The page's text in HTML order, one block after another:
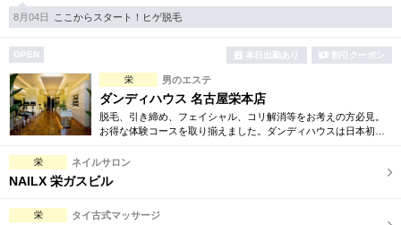
弱い方には医療用麻酔を3種ご用意、医療認可の脱毛機のみを使
用。スキンケアも万全です。
8月04日 ここからスタート！ヒゲ脱毛
OPEN 本日出勤あり 割引クーポン
栄 男のエステ
ダンディハウス 名古屋栄本店
脱毛、引き締め、フェイシャル、コリ解消等をお考えの方必見。
お得な体験コースを取り揃えました。ダンディハウスは日本初の
感しています。
栄 ネイルサロン
NAILX 栄ガスビル
栄 タイ古式マッサージ